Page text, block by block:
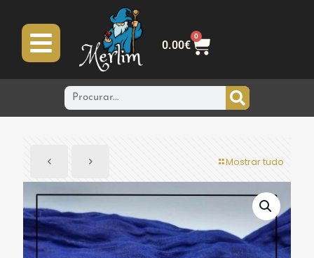
0.00€
0
Mostrar tudo